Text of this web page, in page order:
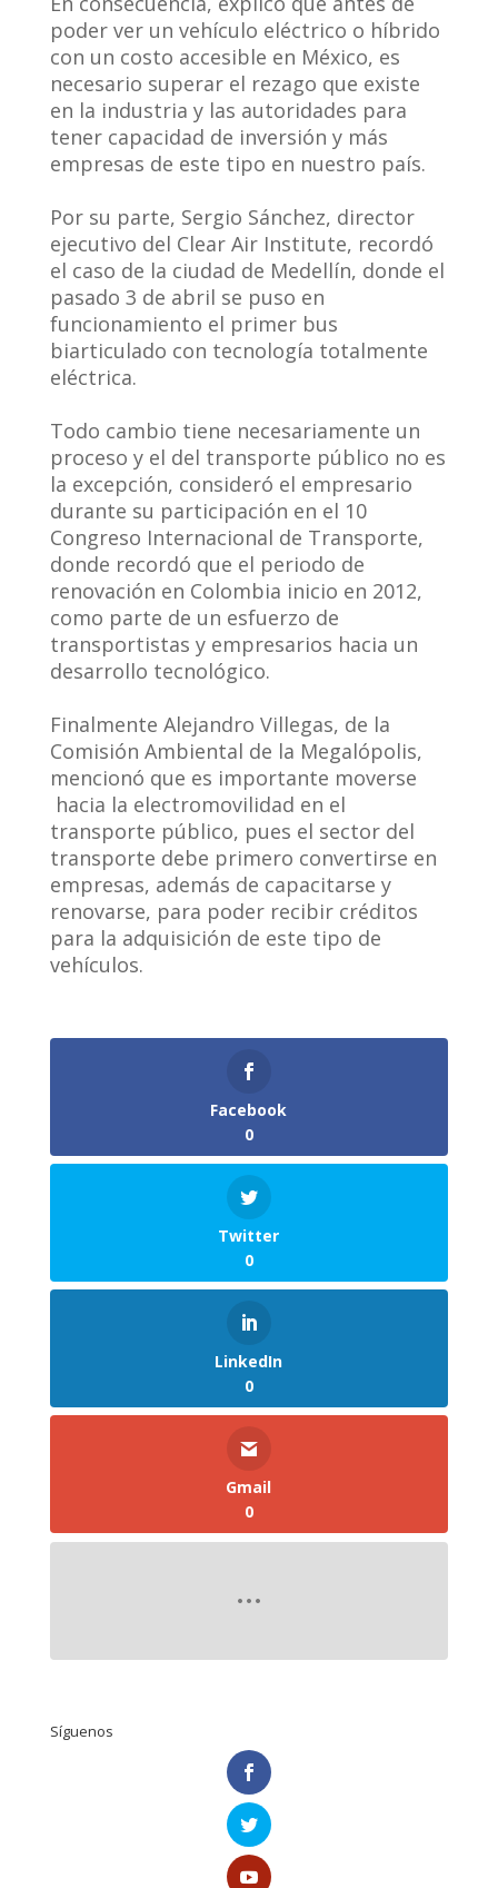
poder ver un vehículo eléctrico o híbrido
con un costo accesible en México, es
necesario superar el rezago que existe
en la industria y las autoridades para
tener capacidad de inversión y más
empresas de este tipo en nuestro país.
Por su parte, Sergio Sánchez, director
ejecutivo del Clear Air Institute, recordó
el caso de la ciudad de Medellín, donde el
pasado 3 de abril se puso en
funcionamiento el primer bus
biarticulado con tecnología totalmente
eléctrica.
Todo cambio tiene necesariamente un
proceso y el del transporte público no es
la excepción, consideró el empresario
durante su participación en el 10
Congreso Internacional de Transporte,
donde recordó que el periodo de
renovación en Colombia inicio en 2012,
como parte de un esfuerzo de
transportistas y empresarios hacia un
desarrollo tecnológico.
Finalmente Alejandro Villegas, de la
Comisión Ambiental de la Megalópolis,
mencionó que es importante moverse
hacia la electromovilidad en el
transporte público, pues el sector del
transporte debe primero convertirse en
empresas, además de capacitarse y
renovarse, para poder recibir créditos
para la adquisición de este tipo de
vehículos.
Facebook
0
Twitter
0
LinkedIn
0
Gmail
0
Síguenos